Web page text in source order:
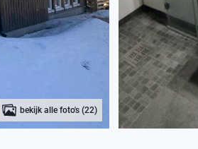
bekijk alle foto's (22)